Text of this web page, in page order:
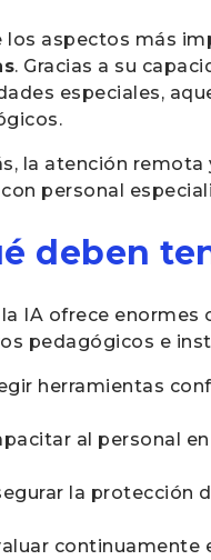
los aspectos más
. Gracias a su
especiales,
la atención
personal
deben
la IA ofrece
pedagógicos e
herramientas
al personal
la protección
continuamente